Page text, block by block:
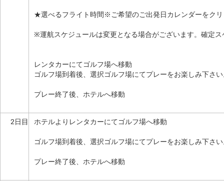
★選べるフライト時間※ご希望のご出発日カレンダーをク
※運航スケジュールは変更となる場合がございます。確定
レンタカーにてゴルフ場へ移動
ゴルフ場到着後、選択ゴルフ場にてプレーをお楽しみ下さ
プレー終了後、ホテルへ移動
2日目 ホテルよりレンタカーにてゴルフ場へ移動
ゴルフ場到着後、選択ゴルフ場にてプレーをお楽しみ下さ
プレー終了後、ホテルへ移動